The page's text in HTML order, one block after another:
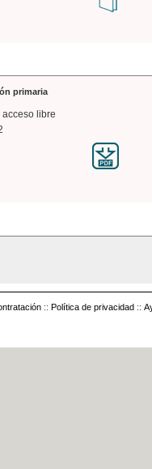
primaria
libre
:: Política de privacidad ::